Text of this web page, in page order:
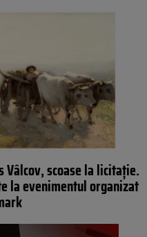
scoase la licitaţie.
la evenimentul organizat